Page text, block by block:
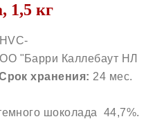
1,5 кг
"Барри Каллебаут НЛ
хранения: 24 мес.
шоколада 44,7%.